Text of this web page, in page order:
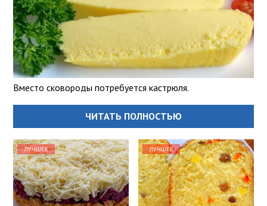
Вместо сковороды потребуется кастрюля.
ЧИТАТЬ ПОЛНОСТЬЮ
ЛУЧШЕЕ ЛУЧШЕЕ